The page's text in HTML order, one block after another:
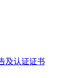
及认证证书